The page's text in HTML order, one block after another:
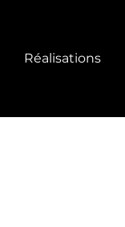
Réalisations